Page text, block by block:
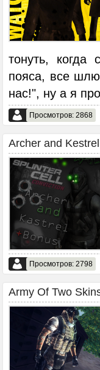
тонуть, когда
пояса, все
нас!", ну а я
Просмотров: 2868
Archer and
Просмотров: 2798
Army Of Two